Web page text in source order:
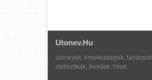
Utonev.hu
utónevek, érdekességek, tanácsok,
statisztikák, trendek, hírek